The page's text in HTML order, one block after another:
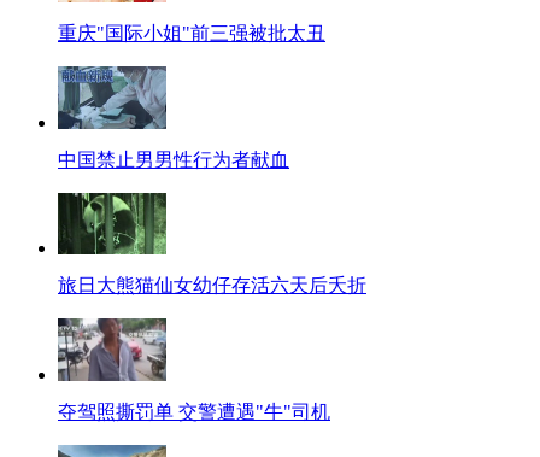
重庆"国际小姐"前三强被批太丑
中国禁止男男性行为者献血
旅日大熊猫仙女幼仔存活六天后夭折
夺驾照撕罚单 交警遭遇"牛"司机